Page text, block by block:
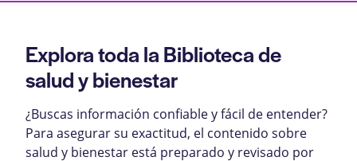
Explora toda la Biblioteca de
salud y bienestar
¿Buscas información confiable y fácil de entender?
Para asegurar su exactitud, el contenido sobre
salud y bienestar está preparado y revisado por